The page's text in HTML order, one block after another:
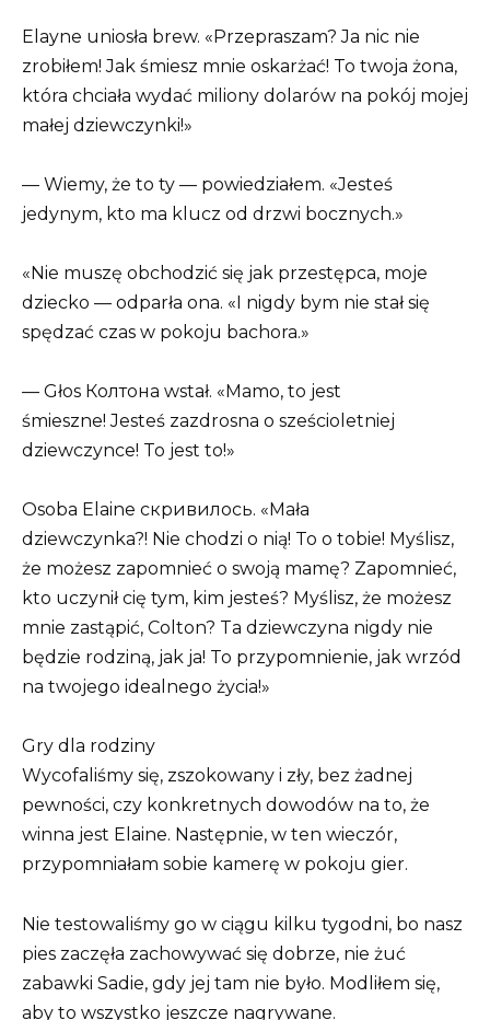
Elayne uniosła brew. «Przepraszam? Ja nic nie
zrobiłem! Jak śmiesz mnie oskarżać! To twoja żona,
która chciała wydać miliony dolarów na pokój mojej
małej dziewczynki!»
— Wiemy, że to ty — powiedziałem. «Jesteś
jedynym, kto ma klucz od drzwi bocznych.»
«Nie muszę obchodzić się jak przestępca, moje
dziecko — odparła ona. «I nigdy bym nie stał się
spędzać czas w pokoju bachora.»
— Głos Колтона wstał. «Mamo, to jest
śmieszne! Jesteś zazdrosna o sześcioletniej
dziewczynce! To jest to!»
Osoba Elaine скривилось. «Mała
dziewczynka?! Nie chodzi o nią! To o tobie! Myślisz,
że możesz zapomnieć o swoją mamę? Zapomnieć,
kto uczynił cię tym, kim jesteś? Myślisz, że możesz
mnie zastąpić, Colton? Ta dziewczyna nigdy nie
będzie rodziną, jak ja! To przypomnienie, jak wrzód
na twojego idealnego życia!»
Gry dla rodziny
Wycofaliśmy się, zszokowany i zły, bez żadnej
pewności, czy konkretnych dowodów na to, że
winna jest Elaine. Następnie, w ten wieczór,
przypomniałam sobie kamerę w pokoju gier.
Nie testowaliśmy go w ciągu kilku tygodni, bo nasz
pies zaczęła zachowywać się dobrze, nie żuć
zabawki Sadie, gdy jej tam nie było. Modliłem się,
aby to wszystko jeszcze nagrywane.